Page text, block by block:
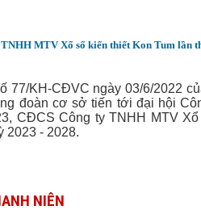
MTV Xổ số kiến thiết Kon Tum lần
77/KH-CĐVC ngày 03/6/2022
đoàn cơ sở tiến tới đại hội
CĐCSCông ty TNHH MTV
2023 - 2028.
NIÊN